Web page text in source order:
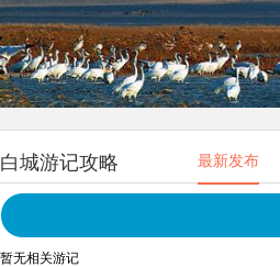
白城游记攻略 最新发布
暂无相关游记